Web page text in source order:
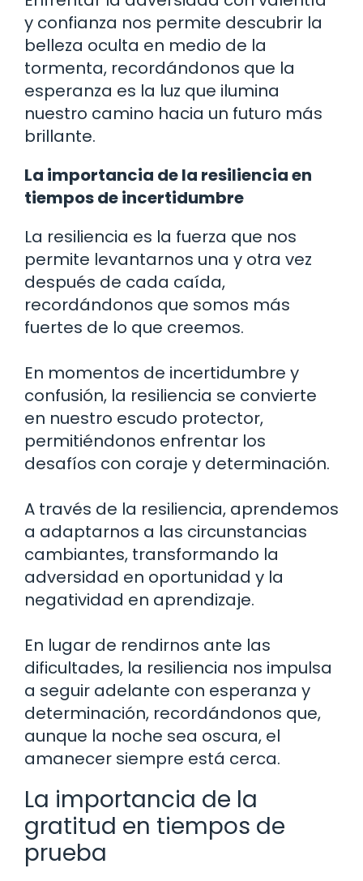
y confianza nos permite descubrir la
belleza oculta en medio de la
tormenta, recordándonos que la
esperanza es la luz que ilumina
nuestro camino hacia un futuro más
brillante.
La importancia de la resiliencia en
tiempos de incertidumbre
La resiliencia es la fuerza que nos
permite levantarnos una y otra vez
después de cada caída,
recordándonos que somos más
fuertes de lo que creemos.
En momentos de incertidumbre y
confusión, la resiliencia se convierte
en nuestro escudo protector,
permitiéndonos enfrentar los
desafíos con coraje y determinación.
A través de la resiliencia, aprendemos
a adaptarnos a las circunstancias
cambiantes, transformando la
adversidad en oportunidad y la
negatividad en aprendizaje.
En lugar de rendirnos ante las
dificultades, la resiliencia nos impulsa
a seguir adelante con esperanza y
determinación, recordándonos que,
aunque la noche sea oscura, el
amanecer siempre está cerca.
La importancia de la
gratitud en tiempos de
prueba